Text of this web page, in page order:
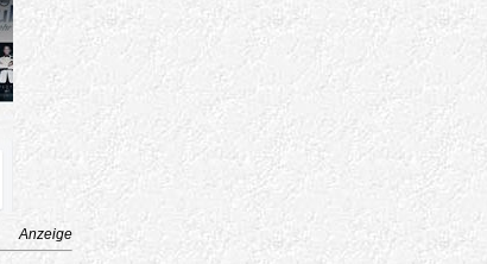
Anzeige